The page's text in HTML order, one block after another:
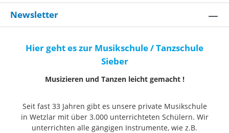
Newsletter
Hier geht es zur Musikschule / Tanzschule
Sieber
Musizieren und Tanzen leicht gemacht !
Seit fast 33 Jahren gibt es unsere private Musikschule
in Wetzlar mit über 3.000 unterrichteten Schülern. Wir
unterrichten alle gängigen Instrumente, wie z.B.